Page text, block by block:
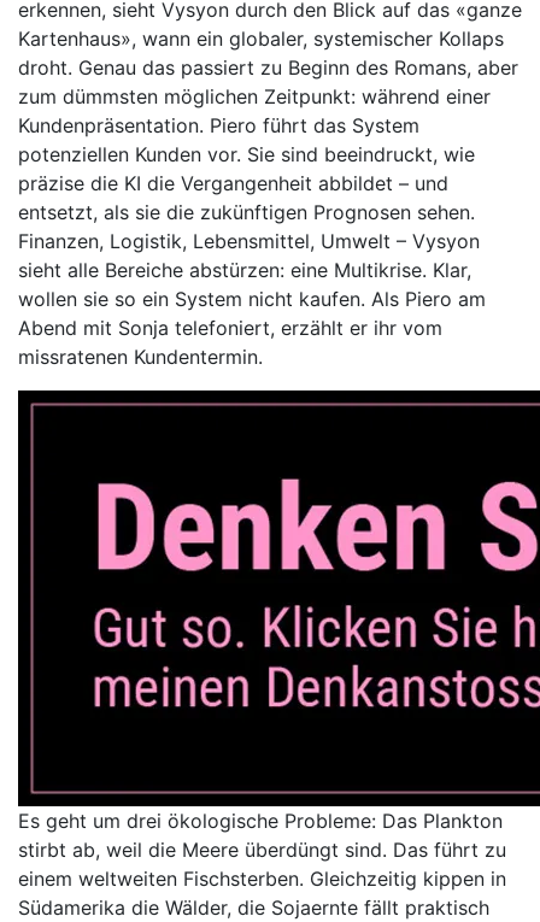
erkennen, sieht Vysyon durch den Blick auf das «ganze
Kartenhaus», wann ein globaler, systemischer Kollaps
droht. Genau das passiert zu Beginn des Romans, aber
zum dümmsten möglichen Zeitpunkt: während einer
Kundenpräsentation. Piero führt das System
potenziellen Kunden vor. Sie sind beeindruckt, wie
präzise die KI die Vergangenheit abbildet – und
entsetzt, als sie die zukünftigen Prognosen sehen.
Finanzen, Logistik, Lebensmittel, Umwelt – Vysyon
sieht alle Bereiche abstürzen: eine Multikrise. Klar,
wollen sie so ein System nicht kaufen. Als Piero am
Abend mit Sonja telefoniert, erzählt er ihr vom
missratenen Kundentermin.
Es geht um drei ökologische Probleme: Das Plankton
stirbt ab, weil die Meere überdüngt sind. Das führt zu
einem weltweiten Fischsterben. Gleichzeitig kippen in
Südamerika die Wälder, die Sojaernte fällt praktisch